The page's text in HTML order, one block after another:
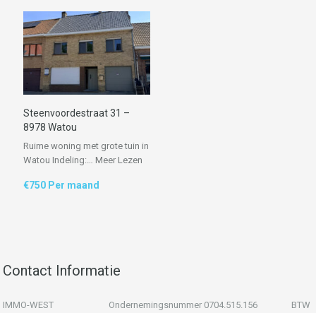
Steenvoordestraat 31 –
8978 Watou
Ruime woning met grote tuin in
Watou Indeling:… Meer Lezen
€750 Per maand
Contact Informatie
IMMO-WEST Ondernemingsnummer 0704.515.156 BTW